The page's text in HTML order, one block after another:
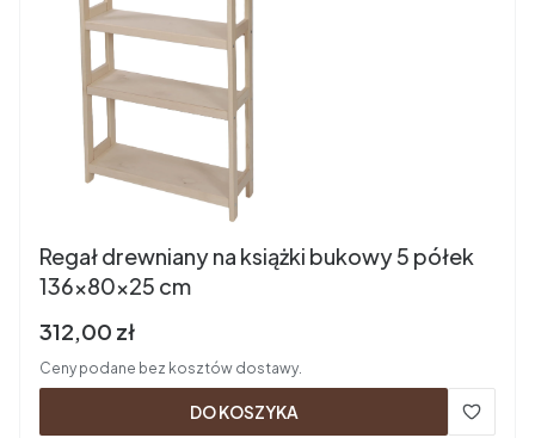
Regał drewniany na książki bukowy 5 półek
136x80x25 cm
Cena brutto
312,00 zł
Ceny podane bez kosztów dostawy.
DO KOSZYKA